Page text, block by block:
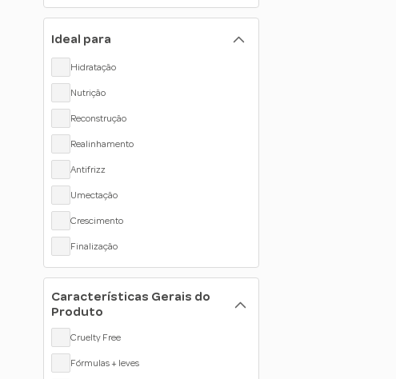
Body Splash
Ideal para
Hidratação
Nutrição
Reconstrução
Realinhamento
Antifrizz
Umectação
Crescimento
Finalização
Uso Diário
Características Gerais do
Produto
Cruelty Free
Fórmulas + leves